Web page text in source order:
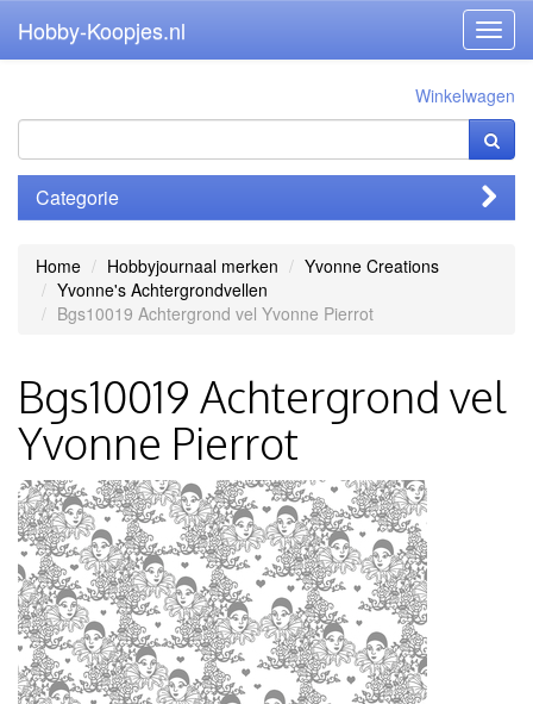
Hobby-Koopjes.nl
Winkelwagen
Categorie
Home Hobbyjournaal merken
Yvonne Creations
Yvonne's Achtergrondvellen
Bgs10019 Achtergrond vel Yvonne Pierrot
Bgs10019 Achtergrond vel
Yvonne Pierrot